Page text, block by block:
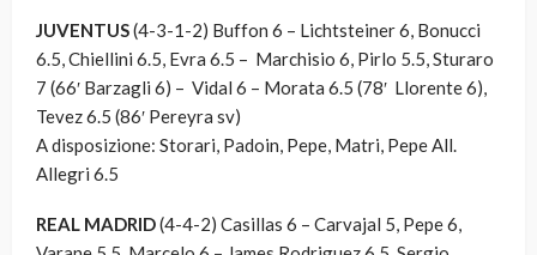
JUVENTUS(4-3-1-2) Buffon 6 – Lichtsteiner 6, Bonucci
6.5, Chiellini 6.5, Evra 6.5 – Marchisio 6, Pirlo 5.5, Sturaro
7 (66′ Barzagli 6) – Vidal 6 – Morata 6.5 (78′ Llorente 6),
Tevez 6.5 (86′ Pereyra sv)
A disposizione: Storari, Padoin, Pepe, Matri, Pepe All.
Allegri 6.5
REAL MADRID(4-4-2) Casillas 6 – Carvajal 5, Pepe 6,